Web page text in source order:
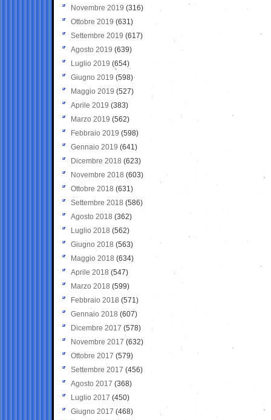
Novembre 2019 (316)
Ottobre 2019 (631)
Settembre 2019 (617)
Agosto 2019 (639)
Luglio 2019 (654)
Giugno 2019 (598)
Maggio 2019 (527)
Aprile 2019 (383)
Marzo 2019 (562)
Febbraio 2019 (598)
Gennaio 2019 (641)
Dicembre 2018 (623)
Novembre 2018 (603)
Ottobre 2018 (631)
Settembre 2018 (586)
Agosto 2018 (362)
Luglio 2018 (562)
Giugno 2018 (563)
Maggio 2018 (634)
Aprile 2018 (547)
Marzo 2018 (599)
Febbraio 2018 (571)
Gennaio 2018 (607)
Dicembre 2017 (578)
Novembre 2017 (632)
Ottobre 2017 (579)
Settembre 2017 (456)
Agosto 2017 (368)
Luglio 2017 (450)
Giugno 2017 (468)